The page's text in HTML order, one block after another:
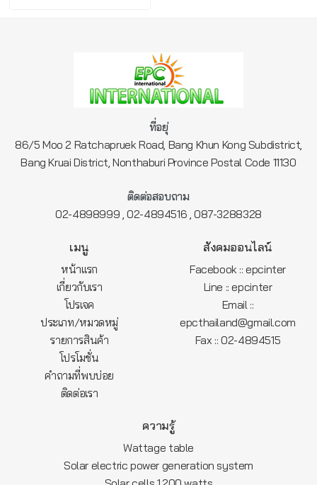
ที่อยุ่
86/5 Moo 2 Ratchapruek Road, Bang Khun Kong Subdistrict,
Bang Kruai District, Nonthaburi Province Postal Code 11130
ติดต่อสอบถาม
02-4898999 ,02-4894516 ,087-3288328
เมนู
หน้าแรก
เกี่ยวกับเรา
โปรเจค
ประเภท/หมวดหมู่
รายการสินค้า
โปรโมชั่น
คำถามที่พบบ่อย
ติดต่อเรา
สังคมออนไลน์
Facebook :: epcinter
Line :: epcinter
Email ::
epcthailand@gmail.com
Fax :: 02-4894515
ความรู้
Wattage table
Solar electric power generation system